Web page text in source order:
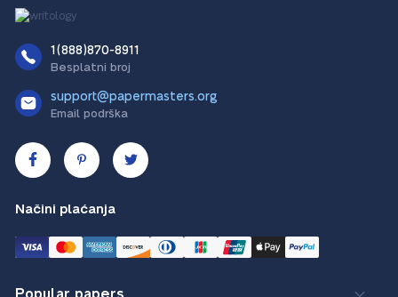
1(888)870-8911
Besplatni broj
support@papermasters.org
Email podrška
Načini plaćanja
Popular papers